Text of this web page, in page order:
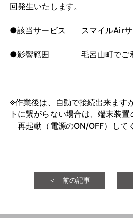
回発生いたします。
●該当サービス スマイルAirサ
●影響範囲 毛呂山町でご利
※作業後は、自動で接続出来ます
トに繋がらない場合は、端末装置
再起動（電源のON/OFF）して
＜ 前の記事